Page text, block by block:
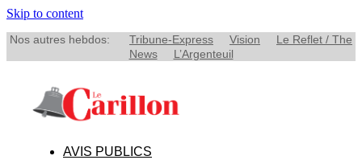
Skip to content
Nos autres hebdos: Tribune-Express Vision
Le Reflet / The
News
L’Argenteuil
AVIS PUBLICS